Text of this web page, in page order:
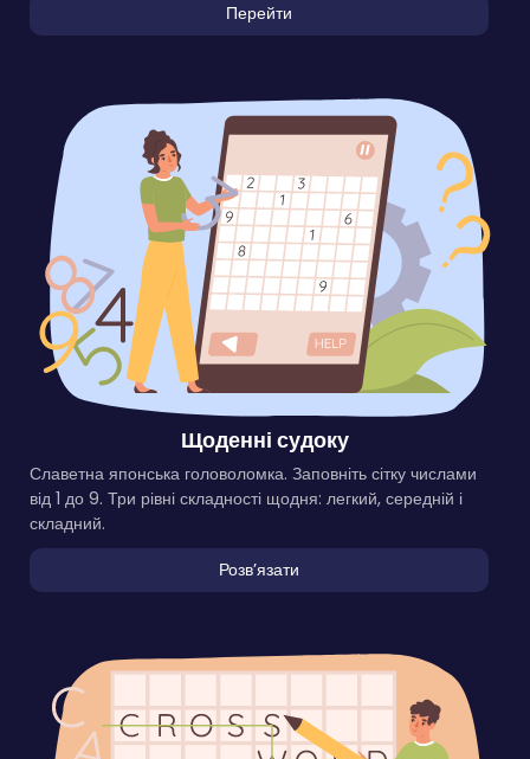
Перейти
Щоденні судоку
Славетна японська головоломка. Заповніть сітку числами
від 1 до 9. Три рівні складності щодня: легкий, середній і
складний.
Розвʼязати